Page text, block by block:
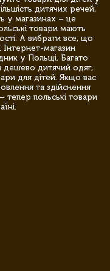
дитячих речей,
у магазинах – це
товари мають
А вибрати все, що
магазин
у Польщі. Багато
дитячий одяг,
для дітей. Якщо вас
та здійснення
тепер польські товари